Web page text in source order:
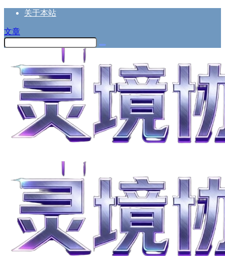
关于本站
文章